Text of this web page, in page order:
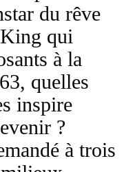
du rêve
qui
à la
quelles
inspire
?
à trois